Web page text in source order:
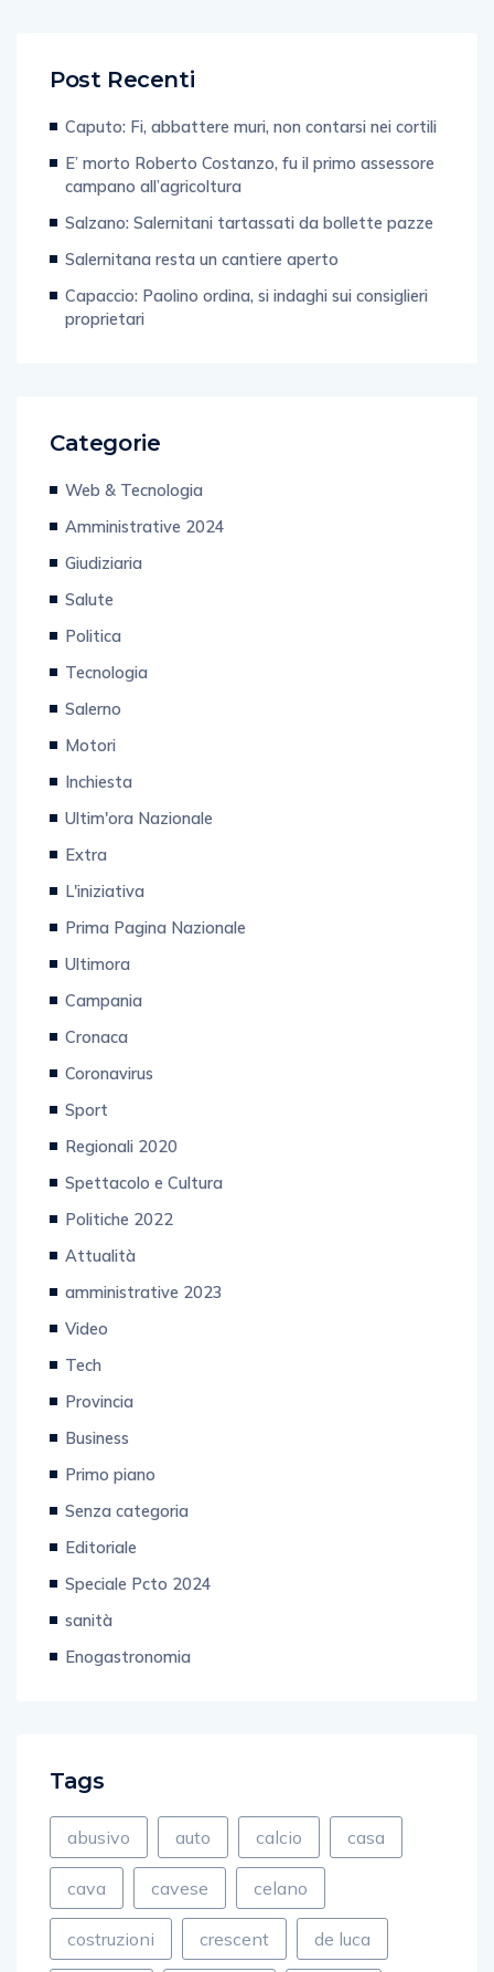
Post Recenti
Caputo: Fi, abbattere muri, non contarsi nei cortili
E’ morto Roberto Costanzo, fu il primo assessore
campano all’agricoltura
Salzano: Salernitani tartassati da bollette pazze
Salernitana resta un cantiere aperto
Capaccio: Paolino ordina, si indaghi sui consiglieri
proprietari
Categorie
Web & Tecnologia
Amministrative 2024
Giudiziaria
Salute
Politica
Tecnologia
Salerno
Motori
Inchiesta
Ultim'ora Nazionale
Extra
L'iniziativa
Prima Pagina Nazionale
Ultimora
Campania
Cronaca
Coronavirus
Sport
Regionali 2020
Spettacolo e Cultura
Politiche 2022
Attualità
amministrative 2023
Video
Tech
Provincia
Business
Primo piano
Senza categoria
Editoriale
Speciale Pcto 2024
sanità
Enogastronomia
Tags
abusivo auto calcio casa
cava cavese celano
costruzioni crescent de luca